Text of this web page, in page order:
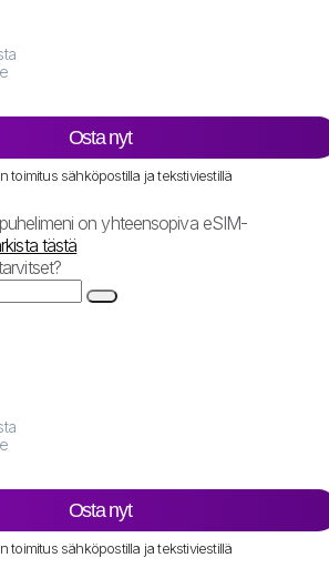
Osta nyt
toimitus sähköpostilla ja tekstiviestillä
on yhteensopiva eSIM-
tästä
Osta nyt
toimitus sähköpostilla ja tekstiviestillä